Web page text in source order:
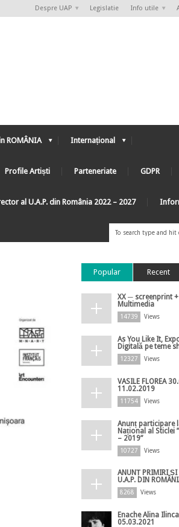
Despre UAP Legislatie Info utile
ROMÂNIA Internațional
Profile Artiști Parteneriate GDPR
al U.A.P. din România 2022 – 2027
Popular Recent
XX ─ screenprint +
Multimedia
14739 Views
As You Like It,
Digitală pe teme
12327 Views
VASILE FLOREA
11.02.2019
11754 Views
Anunț participare
Național al Sticlei
– 2019”
10727 Views
ANUNȚ PRIMIRI
U.A.P. DIN
8268 Views
Enache Alina
05.03.2021